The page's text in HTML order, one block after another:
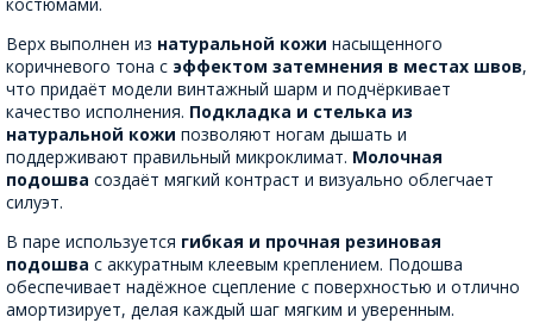
костюмами.
Верх выполнен из натуральной кожи насыщенного
коричневого тона с эффектом затемнения в местах швов,
что придаёт модели винтажный шарм и подчёркивает
качество исполнения. Подкладка и стелька из
натуральной кожи позволяют ногам дышать и
поддерживают правильный микроклимат. Молочная
подошва создаёт мягкий контраст и визуально облегчает
силуэт.
В паре используется гибкая и прочная резиновая
подошва с аккуратным клеевым креплением. Подошва
обеспечивает надёжное сцепление с поверхностью и отлично
амортизирует, делая каждый шаг мягким и уверенным.